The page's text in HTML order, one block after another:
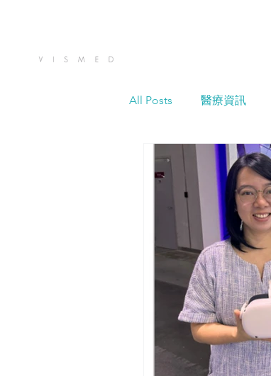
All Posts 醫療資訊